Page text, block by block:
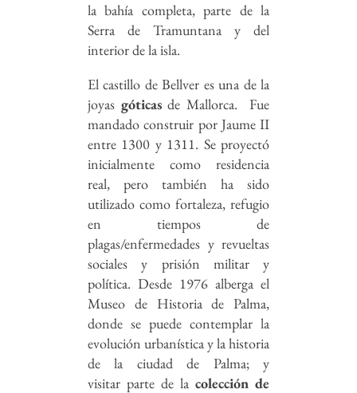
la bahía completa, parte de la
Serra de Tramuntana y del
interior de la isla.
El castillo de Bellver es una de la
joyas góticasde Mallorca. Fue
mandado construir por Jaume II
entre 1300 y 1311. Se proyectó
inicialmente como residencia
real, pero también ha sido
utilizado como fortaleza, refugio
en tiempos de
plagas/enfermedades y revueltas
sociales y prisión militar y
política. Desde 1976 alberga el
Museo de Historia de Palma,
donde se puede contemplar la
evolución urbanística y la historia
de la ciudad de Palma; y
visitar parte de la colección de